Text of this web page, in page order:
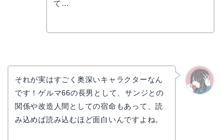
て…
それが実はすごく奥深いキャラクターなん
です！ゲルマ66の長男として、サンジとの
関係や改造人間としての宿命もあって、読
み込めば読み込むほど面白いんですよね。